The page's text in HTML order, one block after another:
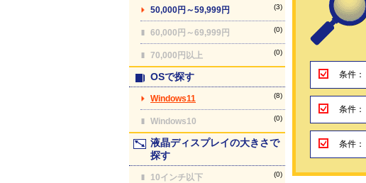
50,000円～59,999円 (3)
60,000円～69,999円 (0)
70,000円以上 (0)
OSで探す
Windows11 (8)
Windows10 (0)
液晶ディスプレイの大きさで
探す
10インチ以下 (0)
条件：
条件：
条件：